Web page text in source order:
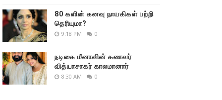
80 களின் கனவு நாயகிகள் பற்றி
தெரியுமா?
9:18 PM 0
நடிகை மீனாவின் கணவர்
வித்யாசாகர் காலமானார்
8:30 AM 0